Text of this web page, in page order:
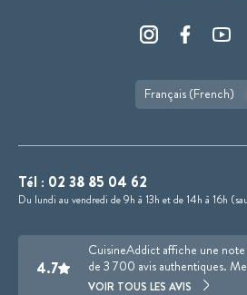
Français (French)
Tél : 02 38 85 04 62
Du lundi au vendredi de 9h à 13h et de 14h à 16h
4.7
CuisineAddict affiche une
de 3 700 avis authentiques.
VOIR TOUS LES AVIS